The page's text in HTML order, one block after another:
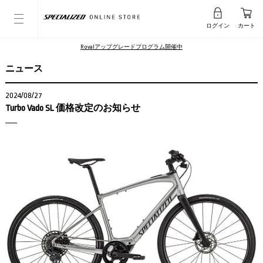
ログイン カート
Rovalアップグレードプログラム開催中
ニュース
2024/08/27
Turbo Vado SL 価格改定のお知らせ